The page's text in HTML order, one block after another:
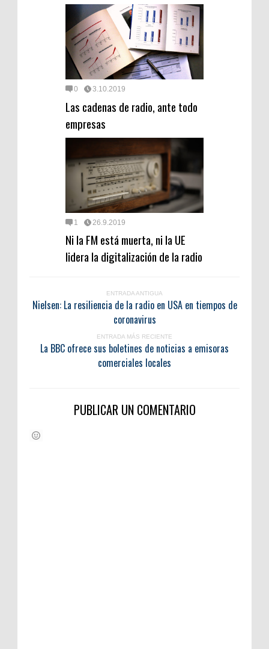
0 3.10.2019
Las cadenas de radio, ante todo
empresas
1 26.9.2019
Ni la FM está muerta, ni la UE
lidera la digitalización de la radio
ENTRADA ANTIGUA
Nielsen: La resiliencia de la radio en USA en tiempos de
coronavirus
ENTRADA MÁS RECIENTE
La BBC ofrece sus boletines de noticias a emisoras
comerciales locales
PUBLICAR UN COMENTARIO